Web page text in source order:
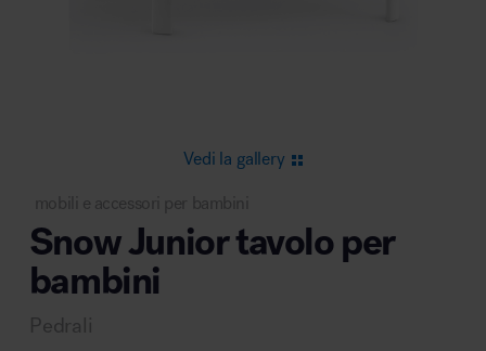
Area lounge e attesa
Vedi la gallery
mobili e accessori per bambini
Snow Junior tavolo per
bambini
Pedrali